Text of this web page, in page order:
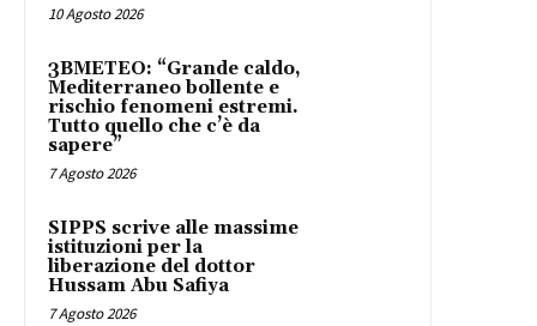
10 Agosto 2026
3BMETEO: “Grande caldo,
Mediterraneo bollente e
rischio fenomeni estremi.
Tutto quello che c’è da
sapere”
7 Agosto 2026
SIPPS scrive alle massime
istituzioni per la
liberazione del dottor
Hussam Abu Safiya
7 Agosto 2026